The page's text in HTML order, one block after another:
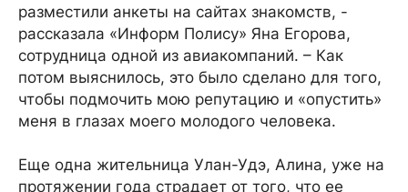
разместили анкеты на сайтах знакомств, -
рассказала «Информ Полису» Яна Егорова,
сотрудница одной из авиакомпаний. – Как
потом выяснилось, это было сделано для того,
чтобы подмочить мою репутацию и «опустить»
меня в глазах моего молодого человека.
Еще одна жительница Улан-Удэ, Алина, уже на
протяжении года страдает от того, что ее